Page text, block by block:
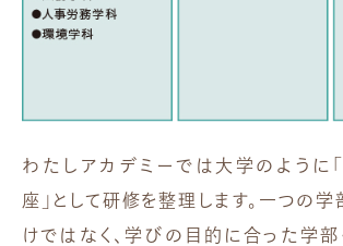
わたしアカデミーでは大学のように「
座」として研修を整理します。一つの
けではなく、学びの目的に合った学部